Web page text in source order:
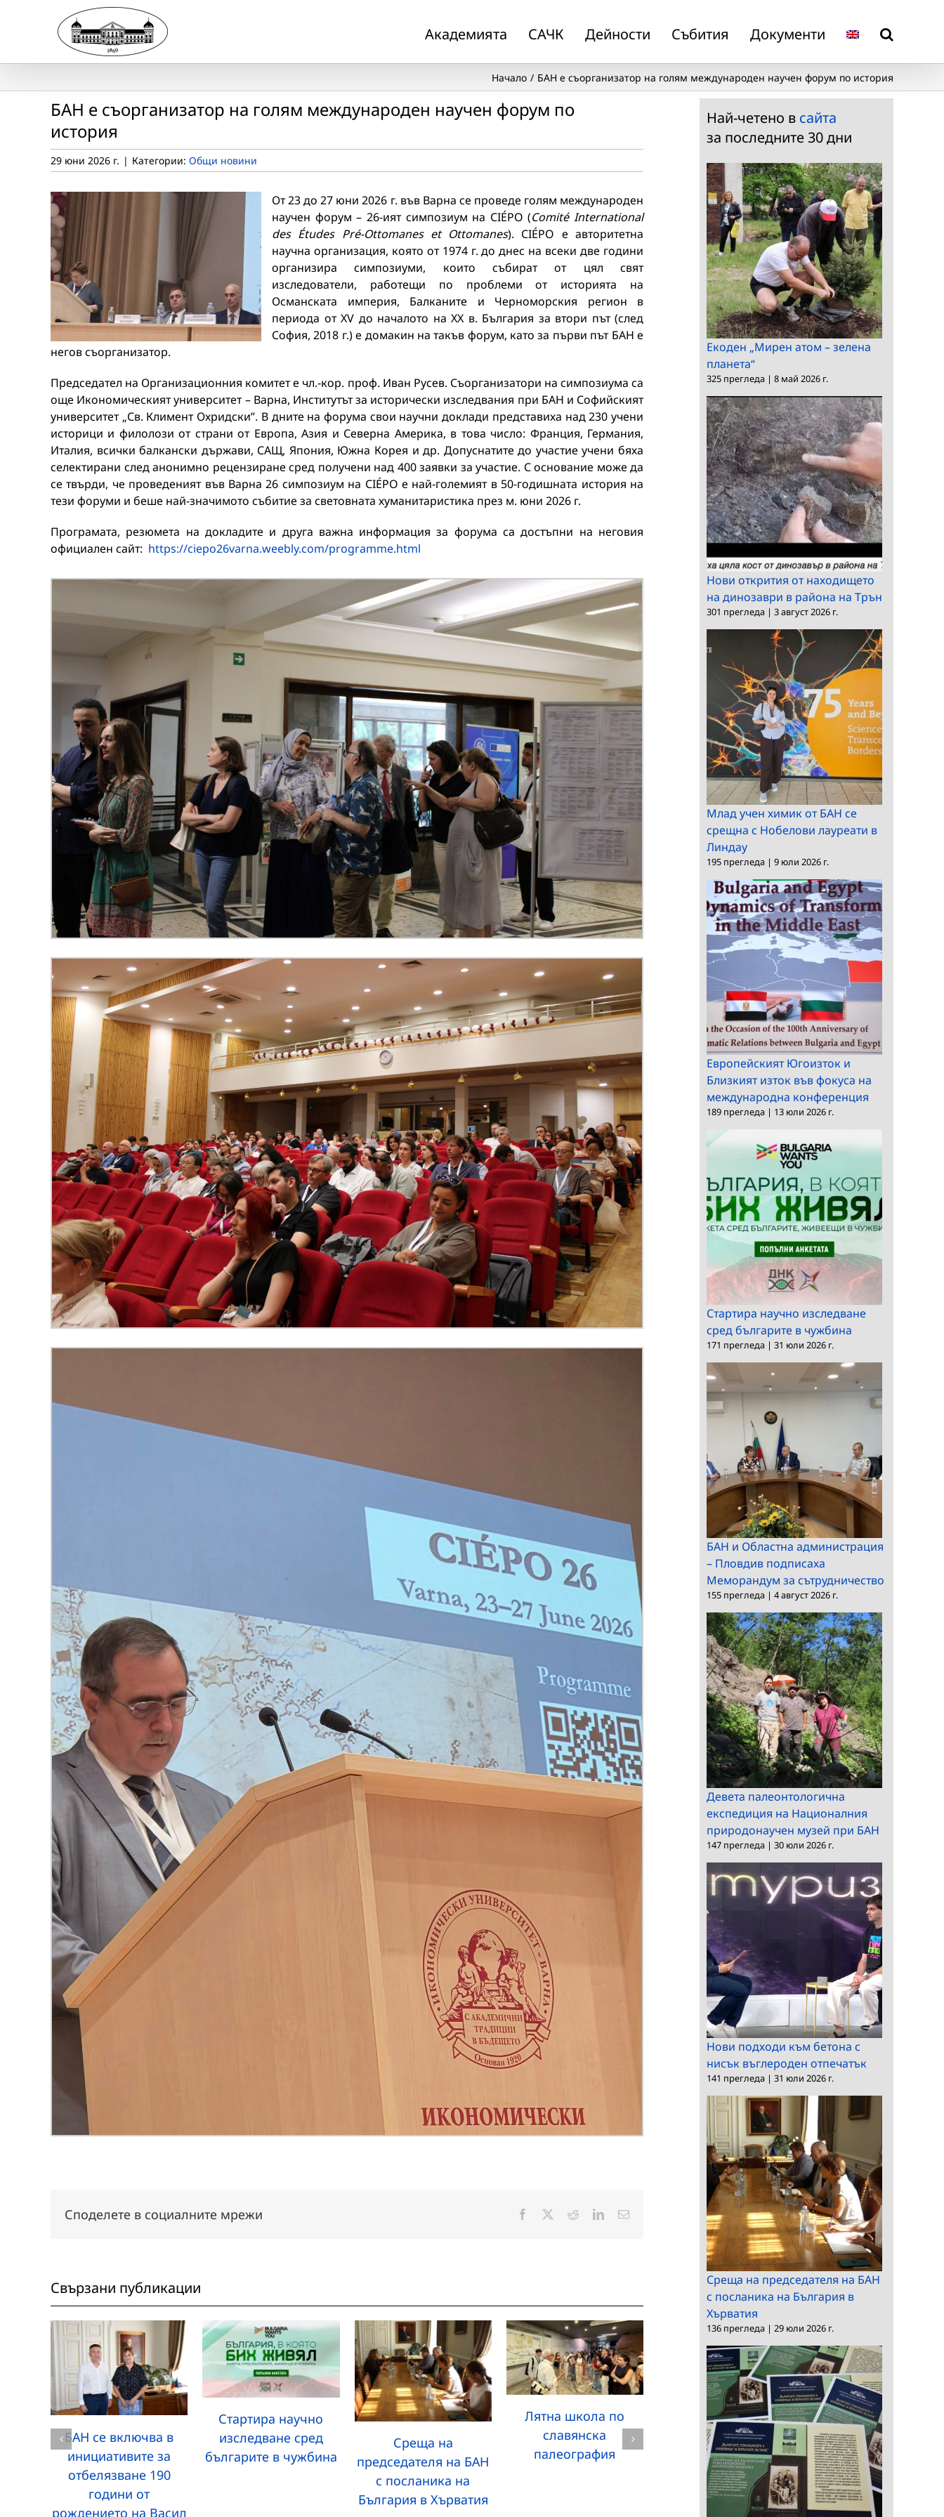
Академията САЧК Дейности Събития Документи
Начало БАН е съорганизатор на голям международен научен форум по история
БАН е съорганизатор на голям международен научен форум по
история
29 юни 2026 г. | Категории: Общи новини
От 23 до 27 юни 2026 г. във Варна се проведе голям международен
научен форум – 26-ият симпозиум на CIÉPO (Comité International
des Études Pré-Ottomanes et Ottomanes). CIÉPO е авторитетна
научна организация, която от 1974 г. до днес на всеки две години
организира симпозиуми, които събират от цял свят
изследователи, работещи по проблеми от историята на
Османската империя, Балканите и Черноморския регион в
периода от XV до началото на XX в. България за втори път (след
София, 2018 г.) е домакин на такъв форум, като за първи път БАН е
негов съорганизатор.
Председател на Организационния комитет е чл.-кор. проф. Иван Русев. Съорганизатори на симпозиума са
още Икономическият университет – Варна, Институтът за исторически изследвания при БАН и Софийският
университет „Св. Климент Охридски”. В дните на форума свои научни доклади представиха над 230 учени
историци и филолози от страни от Европа, Азия и Северна Америка, в това число: Франция, Германия,
Италия, всички балкански държави, САЩ, Япония, Южна Корея и др. Допуснатите до участие учени бяха
селектирани след анонимно рецензиране сред получени над 400 заявки за участие. С основание може да
се твърди, че проведеният във Варна 26 симпозиум на CIÉPO е най-големият в 50-годишната история на
тези форуми и беше най-значимото събитие за световната хуманитаристика през м. юни 2026 г.
Програмата, резюмета на докладите и друга важна информация за форума са достъпни на неговия
официален сайт: https://ciepo26varna.weebly.com/programme.html
Споделете в социалните мрежи Facebook RedditLinkedInЕлектронна
Свързани публикации
БАН се включва в
инициативите за
отбелязване 190
години от
рождението на Васил
Стартира научно
изследване сред
българите в чужбина
Среща на
председателя на БАН
с посланика на
България в Хърватия
Лятна школа по
славянска
палеография
Среща на
председателя на БАН
с посланика на
България в Словакия
Конкурс за професор
в ИМИ
Най-четено в сайта
за последните 30 дни
Екоден „Мирен атом – зелена
планета“
325 прегледа | 8 май 2026 г.
Нови открития от находището
на динозаври в района на Трън
301 прегледа | 3 август 2026 г.
Млад учен химик от БАН се
срещна с Нобелови лауреати в
Линдау
195 прегледа | 9 юли 2026 г.
Европейският Югоизток и
Близкият изток във фокуса на
международна конференция
189 прегледа | 13 юли 2026 г.
Стартира научно изследване
сред българите в чужбина
171 прегледа | 31 юли 2026 г.
БАН и Областна администрация
– Пловдив подписаха
Меморандум за сътрудничество
155 прегледа | 4 август 2026 г.
Девета палеонтологична
експедиция на Националния
природонаучен музей при БАН
147 прегледа | 30 юли 2026 г.
Нови подходи към бетона с
нисък въглероден отпечатък
141 прегледа | 31 юли 2026 г.
Среща на председателя на БАН
с посланика на България в
Хърватия
136 прегледа | 29 юли 2026 г.